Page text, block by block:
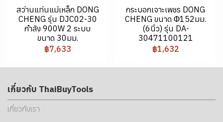
สว่านแท่นแม่เหล็ก DONG
CHENG รุ่น DJC02-30
กำลัง 900W 2 ระบบ
ขนาด 30มม.
฿7,633
กระบอกเจาะเพชร DONG
CHENG ขนาด Φ152มม.
(6นิ้ว) รุ่น DA-
30471100121
฿1,632
เกี่ยวกับ ThaiBuyTools
เกี่ยวกับเรา